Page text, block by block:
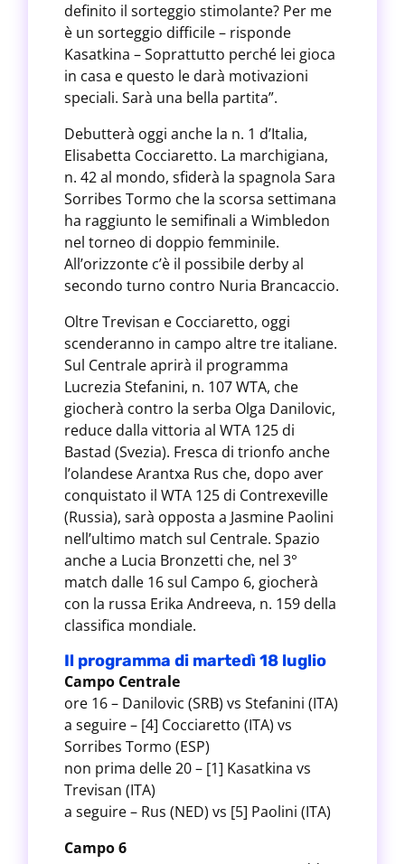
definito il sorteggio stimolante? Per me
è un sorteggio difficile – risponde
Kasatkina – Soprattutto perché lei gioca
in casa e questo le darà motivazioni
speciali. Sarà una bella partita”.
Debutterà oggi anche la n. 1 d’Italia,
Elisabetta Cocciaretto. La marchigiana,
n. 42 al mondo, sfiderà la spagnola Sara
Sorribes Tormo che la scorsa settimana
ha raggiunto le semifinali a Wimbledon
nel torneo di doppio femminile.
All’orizzonte c’è il possibile derby al
secondo turno contro Nuria Brancaccio.
Oltre Trevisan e Cocciaretto, oggi
scenderanno in campo altre tre italiane.
Sul Centrale aprirà il programma
Lucrezia Stefanini, n. 107 WTA, che
giocherà contro la serba Olga Danilovic,
reduce dalla vittoria al WTA 125 di
Bastad (Svezia). Fresca di trionfo anche
l’olandese Arantxa Rus che, dopo aver
conquistato il WTA 125 di Contrexeville
(Russia), sarà opposta a Jasmine Paolini
nell’ultimo match sul Centrale. Spazio
anche a Lucia Bronzetti che, nel 3°
match dalle 16 sul Campo 6, giocherà
con la russa Erika Andreeva, n. 159 della
classifica mondiale.
Il programma di martedì 18 luglio
Campo Centrale
ore 16 – Danilovic (SRB) vs Stefanini (ITA)
a seguire – [4] Cocciaretto (ITA) vs
Sorribes Tormo (ESP)
non prima delle 20 – [1] Kasatkina vs
Trevisan (ITA)
a seguire – Rus (NED) vs [5] Paolini (ITA)
Campo 6